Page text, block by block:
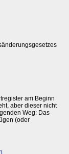
am Beginn
aber dieser nicht
Weg: Das
(oder